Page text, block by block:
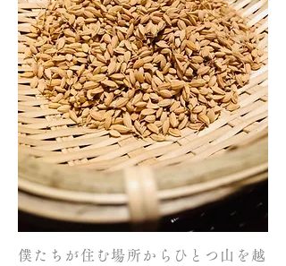
僕たちが住む場所からひとつ山を越